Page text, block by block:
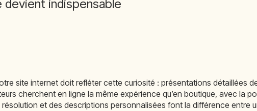
indispensable
site internet doit refléter cette curiosité : présentations détaillées
cherchent en ligne la même expérience qu’en boutique, avec la
et des descriptions personnalisées font la différence entre